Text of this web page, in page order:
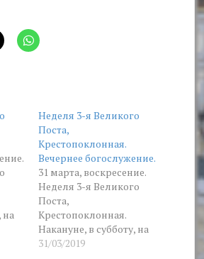
на
Неделя 3-я Великого
Поста,
Крестопоклонная.
Вечернее богослужение.
31 марта, воскресение.
Неделя 3-я Великого
Поста,
Крестопоклонная.
Накануне, в субботу, на
вечернем Богослужении
31/03/2019